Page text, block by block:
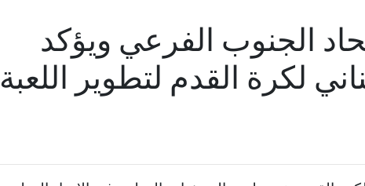
الجنوب الفرعي ويؤكد
لكرة القدم لتطوير اللعبة